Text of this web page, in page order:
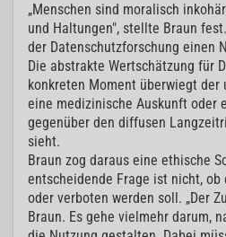
„Menschen sind moralisch
und Haltungen", stellte Braun
der Datenschutzforschung einen
Die abstrakte Wertschätzung für
konkreten Moment überwiegt
eine medizinische Auskunft oder
gegenüber den diffusen
sieht.
Braun zog daraus eine ethische
entscheidende Frage ist nicht,
oder verboten werden soll. „Der
Braun. Es gehe vielmehr darum,